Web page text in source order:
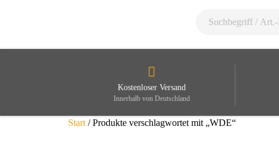
Kostenloser Versand
Innerhalb von Deutschland
Start / Produkte verschlagwortet mit „WDE“